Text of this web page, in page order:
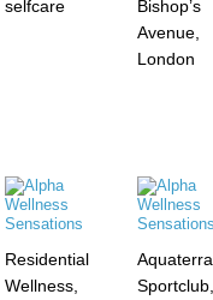
selfcare
Bishop’s
Avenue,
London
Residential
Wellness,
Aquaterra
Sportclub,